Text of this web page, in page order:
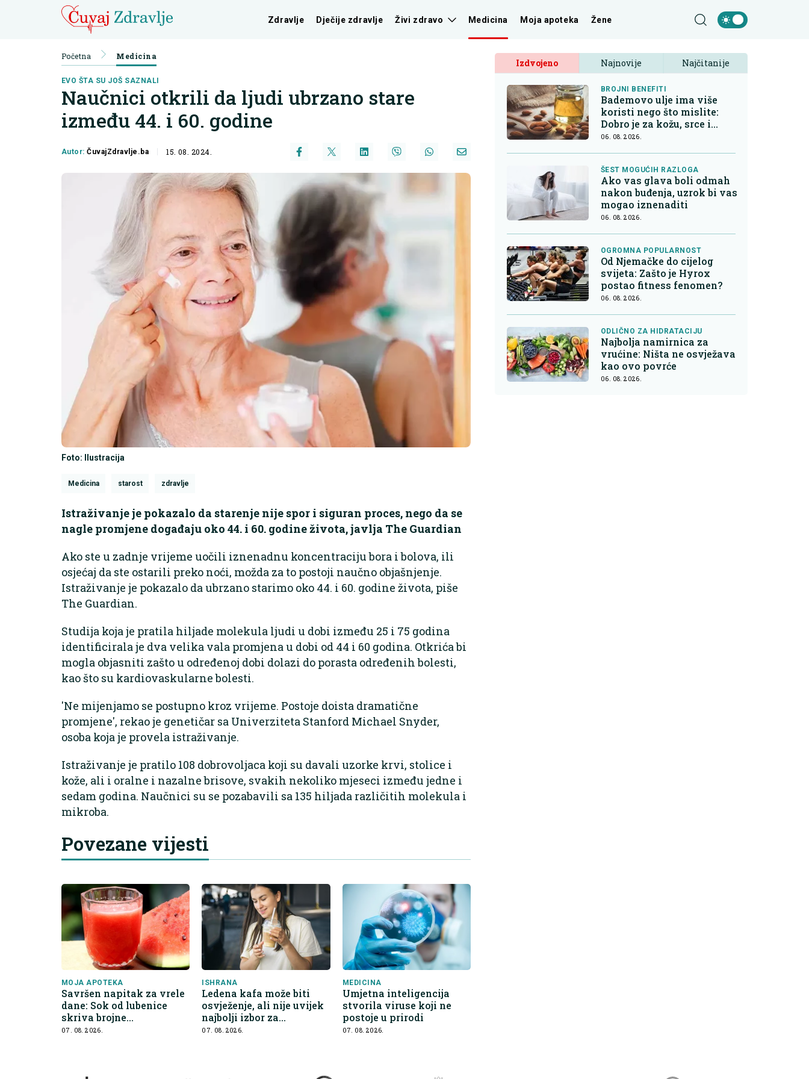
Zdravlje Dječije zdravlje Živi zdravo Medicina Moja apoteka Žene
Početna Medicina
EVO ŠTA SU JOŠ SAZNALI
Naučnici otkrili da ljudi ubrzano stare
između 44. i 60. godine
Autor:ČuvajZdravlje.ba 15. 08. 2024.
Foto: Ilustracija
Medicina starost zdravlje
Istraživanje je pokazalo da starenje nije spor i siguran proces, nego da se
nagle promjene događaju oko 44. i 60. godine života, javlja The Guardian
Ako ste u zadnje vrijeme uočili iznenadnu koncentraciju bora i bolova, ili
osjećaj da ste ostarili preko noći, možda za to postoji naučno objašnjenje.
Istraživanje je pokazalo da ubrzano starimo oko 44. i 60. godine života, piše
The Guardian.
Studija koja je pratila hiljade molekula ljudi u dobi između 25 i 75 godina
identificirala je dva velika vala promjena u dobi od 44 i 60 godina. Otkrića bi
mogla objasniti zašto u određenoj dobi dolazi do porasta određenih bolesti,
kao što su kardiovaskularne bolesti.
'Ne mijenjamo se postupno kroz vrijeme. Postoje doista dramatične
promjene', rekao je genetičar sa Univerziteta Stanford Michael Snyder,
osoba koja je provela istraživanje.
Istraživanje je pratilo 108 dobrovoljaca koji su davali uzorke krvi, stolice i
kože, ali i oralne i nazalne brisove, svakih nekoliko mjeseci između jedne i
sedam godina. Naučnici su se pozabavili sa 135 hiljada različitih molekula i
mikroba.
Povezane vijesti
MOJA APOTEKA
Savršen napitak za vrele
dane: Sok od lubenice
skriva brojne
zdravstvene prednosti
07. 08. 2026.
ISHRANA
Ledena kafa može biti
osvježenje, ali nije uvijek
najbolji izbor za
hidrataciju
07. 08. 2026.
MEDICINA
Umjetna inteligencija
stvorila viruse koji ne
postoje u prirodi
07. 08. 2026.
Izdvojeno Najnovije Najčitanije
BROJNI BENEFITI
Bademovo ulje ima više
koristi nego što mislite:
Dobro je za kožu, srce i
kontrolu apetita
06. 08. 2026.
ŠEST MOGUĆIH RAZLOGA
Ako vas glava boli odmah
nakon buđenja, uzrok bi vas
mogao iznenaditi
06. 08. 2026.
OGROMNA POPULARNOST
Od Njemačke do cijelog
svijeta: Zašto je Hyrox
postao fitness fenomen?
06. 08. 2026.
ODLIČNO ZA HIDRATACIJU
Najbolja namirnica za
vrućine: Ništa ne osvježava
kao ovo povrće
06. 08. 2026.